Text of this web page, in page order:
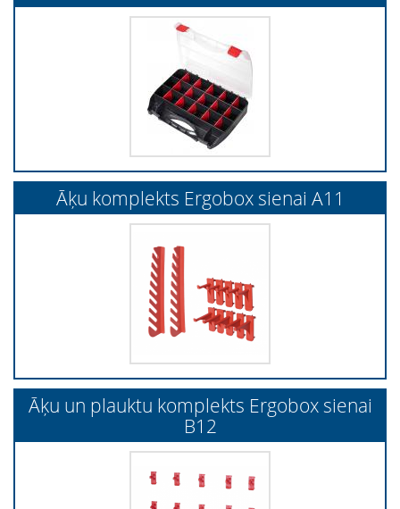
Āķu komplekts Ergobox sienai A11
Āķu un plauktu komplekts Ergobox sienai
B12